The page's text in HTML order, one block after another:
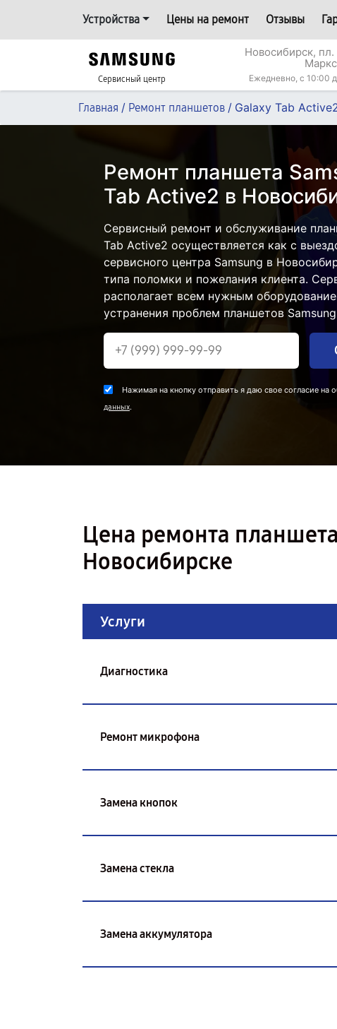
Устройства Цены на ремонт Отзывы
Сервисный центр
Новосибирск,
Ежедневно, с 10:00
Главная / Ремонт планшетов / Galaxy Tab
Ремонт планшета
Tab Active2 в
Сервисный ремонт и обслуживание
Tab Active2 осуществляется как с
сервисного центра Samsung в
типа поломки и пожелания клиента.
располагает всем нужным
устранения проблем планшетов
Нажимая на кнопку отправить я даю свое согласие на
данных.
Цена ремонта
Новосибирске
Услуги
Диагностика
Ремонт микрофона
Замена кнопок
Замена стекла
Замена аккумулятора